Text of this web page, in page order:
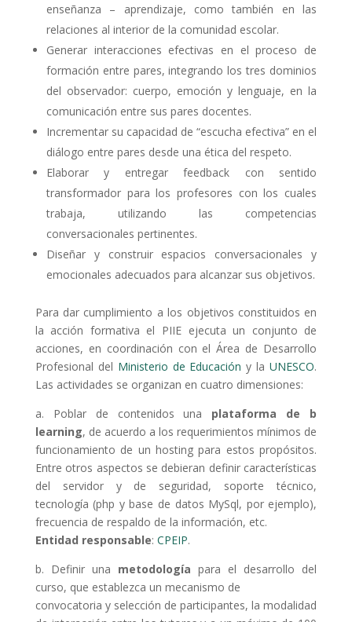
enseñanza – aprendizaje, como también en las
relaciones al interior de la comunidad escolar.
Generar interacciones efectivas en el proceso de
formación entre pares, integrando los tres dominios
del observador: cuerpo, emoción y lenguaje, en la
comunicación entre sus pares docentes.
Incrementar su capacidad de “escucha efectiva” en el
diálogo entre pares desde una ética del respeto.
Elaborar y entregar feedback con sentido
transformador para los profesores con los cuales
trabaja, utilizando las competencias
conversacionales pertinentes.
Diseñar y construir espacios conversacionales y
emocionales adecuados para alcanzar sus objetivos.
Para dar cumplimiento a los objetivos constituidos en
la acción formativa el PIIE ejecuta un conjunto de
acciones, en coordinación con el Área de Desarrollo
Profesional del Ministerio de Educación y laUNESCO.
Las actividades se organizan en cuatro dimensiones:
a. Poblar de contenidos una plataforma de b
learning, de acuerdo a los requerimientos mínimos de
funcionamiento de un hosting para estos propósitos.
Entre otros aspectos se debieran definir características
del servidor y de seguridad, soporte técnico,
tecnología (php y base de datos MySql, por ejemplo),
frecuencia de respaldo de la información, etc.
Entidad responsable: CPEIP.
b. Definir una metodología para el desarrollo del
curso, que establezca un mecanismo de
convocatoria y selección de participantes, la modalidad